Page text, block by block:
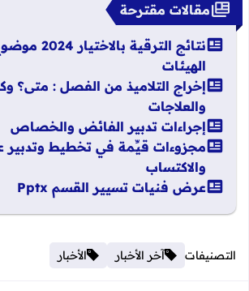
مقالات مقترحة
نتائج
الهيئات
إخراج التلاميذ من الفصل : متى؟
والعلاجات
إجراءات تدبير الفائض والخصاص
مجزوءات قيِّمة في تخطيط وتدبير
والاكتساب
عرض فنيات تسيير القسم Pptx
التصنيفات آخر الأخبار الأخبار